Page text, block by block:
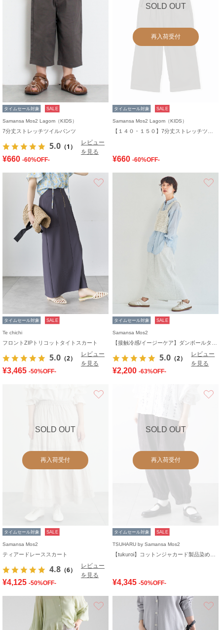
タイムセール対象 SALE
Samansa Mos2 Lagom（KIDS）
7分丈ストレッチツイルパンツ
5.0 （1）
レビュー
を見る
¥660 -60%OFF-
SOLD OUT
再入荷受付
タイムセール対象 SALE
Samansa Mos2 Lagom（KIDS）
¥660 -60%OFF-
タイムセール対象 SALE
Te chichi
フロントZIPトリコットタイトスカート
5.0 （2）
レビュー
を見る
¥3,465 -50%OFF-
タイムセール対象 SALE
Samansa Mos2
5.0 （2）
レビュー
を見る
¥2,200 -63%OFF-
SOLD OUT
再入荷受付
タイムセール対象 SALE
Samansa Mos2
ティアードレーススカート
4.8 （6）
レビュー
を見る
¥4,125 -50%OFF-
SOLD OUT
再入荷受付
タイムセール対象 SALE
TSUHARU by Samansa Mos2
¥4,345 -50%OFF-
お気に入り